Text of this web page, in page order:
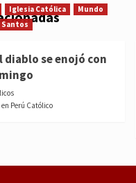
Iglesia Católica
Mundo
Santos
diablo se enojó con
en Perú Católico